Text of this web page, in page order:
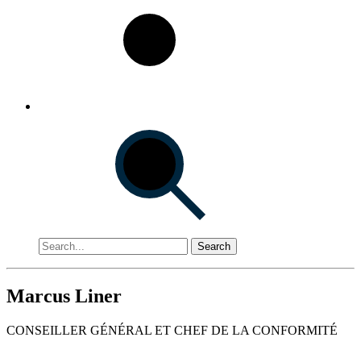
Search
Marcus Liner
CONSEILLER GÉNÉRAL ET CHEF DE LA CONFORMITÉ